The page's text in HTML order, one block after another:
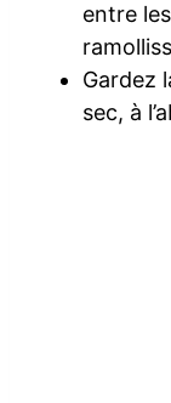
entre
Gardez
sec, à